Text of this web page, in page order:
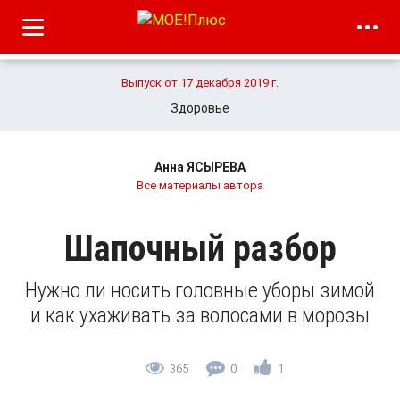
Выпуск от 17 декабря 2019 г.
Здоровье
Анна ЯСЫРЕВА
Все материалы автора
Шапочный разбор
Нужно ли носить головные уборы зимой
и как ухаживать за волосами в морозы
365 0 1